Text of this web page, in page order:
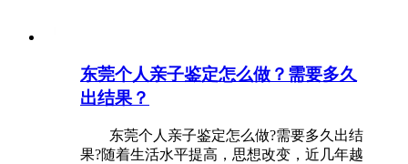
东莞个人亲子鉴定怎么做？需要多久
出结果？
东莞个人亲子鉴定怎么做?需要多久出结
果?随着生活水平提高，思想改变，近几年越